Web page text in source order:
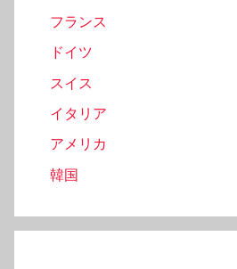
フランス
ドイツ
スイス
イタリア
アメリカ
韓国